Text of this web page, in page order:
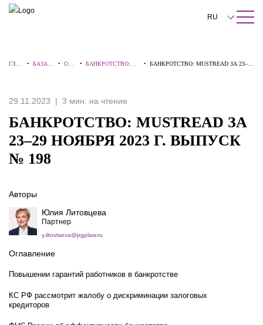
ПОИСК ПО САЙТУ Закрыть
RU
中文
Italiano
ГЛА
•БАЗА
• ОБЗ
•БАНКРОТСТВО:
•БАНКРОТСТВО: MUSTREAD ЗА 23–29
29.11.2023 3 мин. на чтение
БАНКРОТСТВО: MUSTREAD ЗА
23–29 НОЯБРЯ 2023 Г. ВЫПУСК
№ 198
Авторы
Юлия Литовцева
Партнер
y.litovtseva@pgplaw.ru
Оглавление
Повышении гарантий работников в банкротстве
КС РФ рассмотрит жалобу о дискриминации залоговых
кредиторов